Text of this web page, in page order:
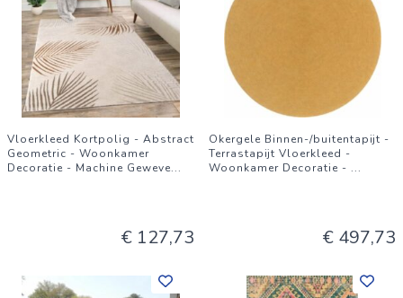
Vloerkleed Kortpolig - Abstract
Geometric - Woonkamer
Decoratie - Machine Geweve...
€ 127,73
Okergele Binnen-/buitentapijt -
Terrastapijt Vloerkleed -
Woonkamer Decoratie - ...
€ 497,73